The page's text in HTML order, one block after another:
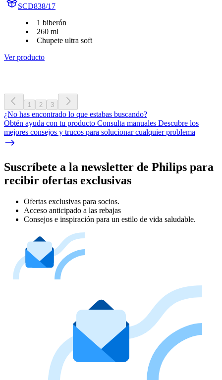
SCD838/17
1 biberón
260 ml
Chupete ultra soft
Ver producto
1 2 3
¿No has encontrado lo que estabas buscando?
Obtén ayuda con tu producto Consulta manuales Descubre los
mejores consejos y trucos para solucionar cualquier problema
Suscríbete a la newsletter de Philips para
recibir ofertas exclusivas
Ofertas exclusivas para socios.
Acceso anticipado a las rebajas
Consejos e inspiración para un estilo de vida saludable.